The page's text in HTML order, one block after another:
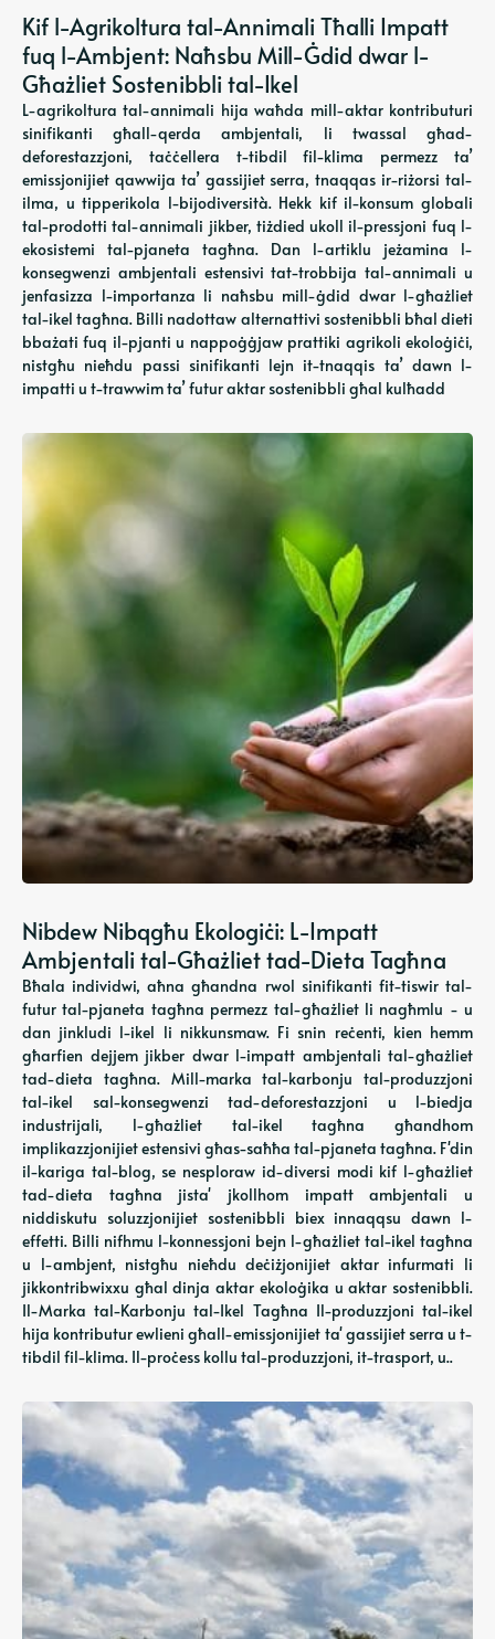
Kif l-Agrikoltura tal-Annimali Tħalli Impatt
fuq l-Ambjent: Naħsbu Mill-Ġdid dwar l-
Għażliet Sostenibbli tal-Ikel
L-agrikoltura tal-annimali hija waħda mill-aktar kontributuri
sinifikanti għall-qerda ambjentali, li twassal għad-
deforestazzjoni, taċċellera t-tibdil fil-klima permezz ta’
emissjonijiet qawwija ta’ gassijiet serra, tnaqqas ir-riżorsi tal-
ilma, u tipperikola l-bijodiversità. Hekk kif il-konsum globali
tal-prodotti tal-annimali jikber, tiżdied ukoll il-pressjoni fuq l-
ekosistemi tal-pjaneta tagħna. Dan l-artiklu jeżamina l-
konsegwenzi ambjentali estensivi tat-trobbija tal-annimali u
jenfasizza l-importanza li naħsbu mill-ġdid dwar l-għażliet
tal-ikel tagħna. Billi nadottaw alternattivi sostenibbli bħal dieti
bbażati fuq il-pjanti u nappoġġjaw prattiki agrikoli ekoloġiċi,
nistgħu nieħdu passi sinifikanti lejn it-tnaqqis ta’ dawn l-
impatti u t-trawwim ta’ futur aktar sostenibbli għal kulħadd
Nibdew Nibqgħu Ekologiċi: L-Impatt
Ambjentali tal-Għażliet tad-Dieta Tagħna
Bħala individwi, aħna għandna rwol sinifikanti fit-tiswir tal-
futur tal-pjaneta tagħna permezz tal-għażliet li nagħmlu - u
dan jinkludi l-ikel li nikkunsmaw. Fi snin reċenti, kien hemm
għarfien dejjem jikber dwar l-impatt ambjentali tal-għażliet
tad-dieta tagħna. Mill-marka tal-karbonju tal-produzzjoni
tal-ikel sal-konsegwenzi tad-deforestazzjoni u l-biedja
industrijali, l-għażliet tal-ikel tagħna għandhom
implikazzjonijiet estensivi għas-saħħa tal-pjaneta tagħna. F'din
il-kariga tal-blog, se nesploraw id-diversi modi kif l-għażliet
tad-dieta tagħna jista' jkollhom impatt ambjentali u
niddiskutu soluzzjonijiet sostenibbli biex innaqqsu dawn l-
effetti. Billi nifhmu l-konnessjoni bejn l-għażliet tal-ikel tagħna
u l-ambjent, nistgħu nieħdu deċiżjonijiet aktar infurmati li
jikkontribwixxu għal dinja aktar ekoloġika u aktar sostenibbli.
Il-Marka tal-Karbonju tal-Ikel Tagħna Il-produzzjoni tal-ikel
hija kontributur ewlieni għall-emissjonijiet ta' gassijiet serra u t-
tibdil fil-klima. Il-proċess kollu tal-produzzjoni, it-trasport, u..